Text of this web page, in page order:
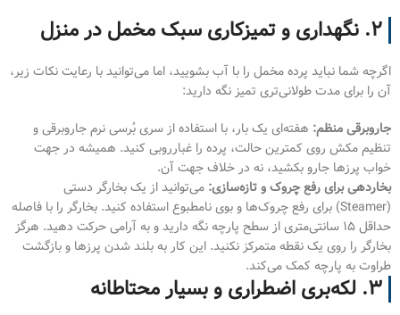
۲. نگهداری و تمیزکاری سبک مخمل در منزل
اگرچه شما نباید پرده مخمل را با آب بشویید، اما می‌توانید با رعایت نکات زیر،
آن را برای مدت طولانی‌تری تمیز نگه دارید:
جاروبرقی منظم: هفته‌ای یک بار، با استفاده از سری بُرسی نرم جاروبرقی و
تنظیم مکش روی کمترین حالت، پرده را غبارروبی کنید. همیشه در جهت
خواب پرزها جارو بکشید، نه در خلاف جهت آن.
بخاردهی برای رفع چروک و تازه‌سازی: می‌توانید از یک بخارگر دستی
(Steamer) برای رفع چروک‌ها و بوی نامطبوع استفاده کنید. بخارگر را با فاصله
حداقل ۱۵ سانتی‌متری از سطح پارچه نگه دارید و به آرامی حرکت دهید. هرگز
بخارگر را روی یک نقطه متمرکز نکنید. این کار به بلند شدن پرزها و بازگشت
طراوت به پارچه کمک می‌کند.
۳. لکه‌بری اضطراری و بسیار محتاطانه